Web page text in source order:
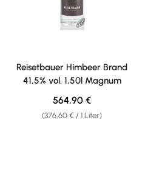
Reisetbauer Himbeer Brand
41,5% vol. 1,50l Magnum
(376,60 € / 1 Liter)
Regulärer Preis:
564,90 €